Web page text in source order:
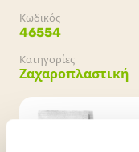
Κωδικός
46554
Κατηγορίες
Ζαχαροπλαστική